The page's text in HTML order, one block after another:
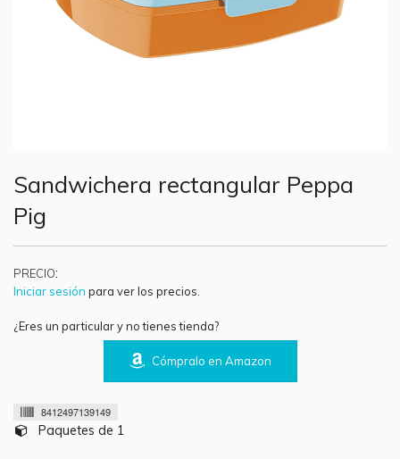
Sandwichera rectangular Peppa
Pig
PRECIO:
Iniciar sesión para ver los precios.
¿Eres un particular y no tienes tienda?
Cómpralo en Amazon
8412497139149
Paquetes de 1